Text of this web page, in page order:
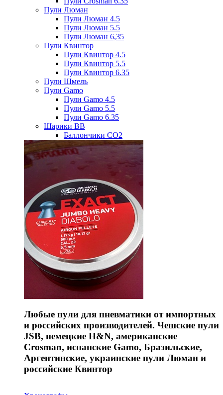
Пули Люман
Пули Люман 4.5
Пули Люман 5.5
Пули Люман 6,35
Пули Квинтор
Пули Квинтор 4.5
Пули Квинтор 5.5
Пули Квинтор 6.35
Пули Шмель
Пули Gamo
Пули Gamo 4.5
Пули Gamo 5.5
Пули Gamo 6.35
Шарики BB
Баллончики CO2
Любые пули для пневматики от импортных
и российских производителей. Чешские пули
JSB, немецкие H&N, американские
Crosman, испанские Gamo, Бразильские,
Аргентинские, украинские пули Люман и
российские Квинтор